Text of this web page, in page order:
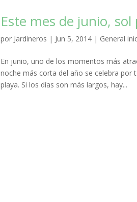
Este mes de junio, sol
por Jardineros | Jun 5, 2014 | General
En junio, uno de los momentos más
noche más corta del año se celebra por
playa. Si los días son más largos, hay...